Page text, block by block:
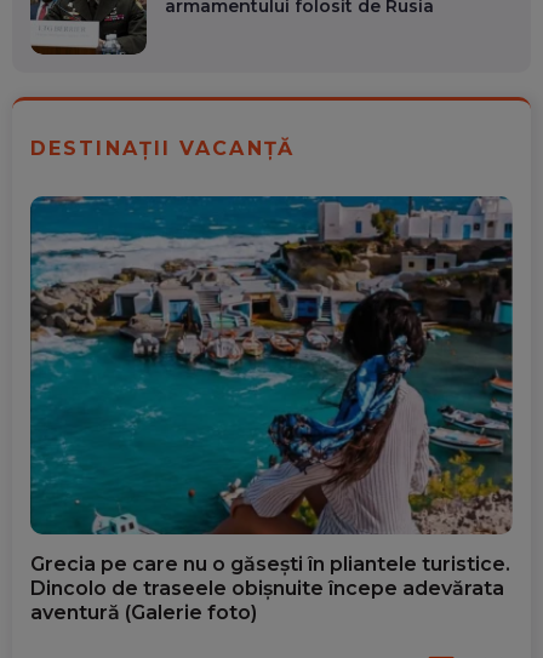
armamentului folosit de Rusia
DESTINAȚII VACANȚĂ
Grecia pe care nu o găsești în pliantele turistice.
Dincolo de traseele obișnuite începe adevărata
aventură (Galerie foto)